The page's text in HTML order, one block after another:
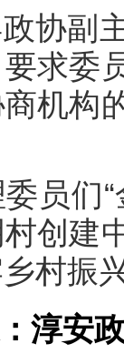
协副
求委
机构
员们
创建
村振
：淳